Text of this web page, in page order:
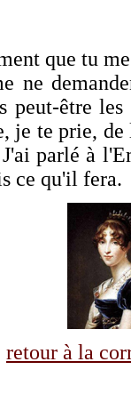
que tu
ne
peut-être les
je te prie,
J'ai parlé à
ce qu'il fera.
retour à la